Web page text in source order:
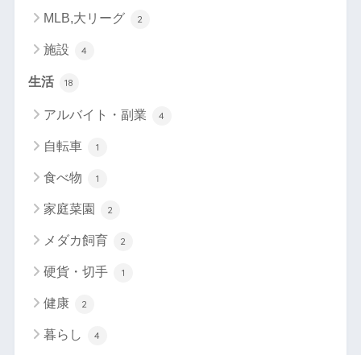
MLB,大リーグ 2
施設 4
生活 18
アルバイト・副業 4
自転車 1
食べ物 1
家庭菜園 2
メダカ飼育 2
硬貨・切手 1
健康 2
暮らし 4